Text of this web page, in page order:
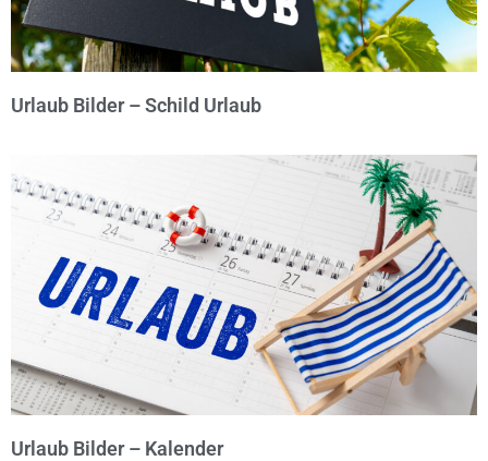
Urlaub Bilder – Schild Urlaub
© Michael Bihlmayer
Urlaub Bilder – Kalender